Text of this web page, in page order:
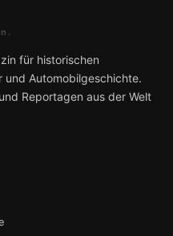
für historischen
und Automobilgeschichte.
Reportagen aus der Welt